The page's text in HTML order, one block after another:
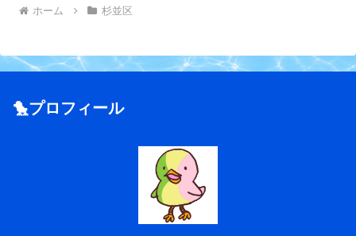
ホーム 杉並区
🐤プロフィール